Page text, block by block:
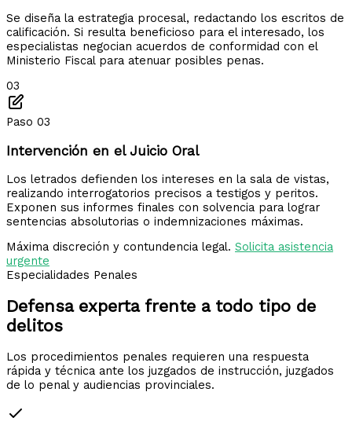
Se diseña la estrategia procesal, redactando los escritos de
calificación. Si resulta beneficioso para el interesado, los
especialistas negocian acuerdos de conformidad con el
Ministerio Fiscal para atenuar posibles penas.
03
Paso 03
Intervención en el Juicio Oral
Los letrados defienden los intereses en la sala de vistas,
realizando interrogatorios precisos a testigos y peritos.
Exponen sus informes finales con solvencia para lograr
sentencias absolutorias o indemnizaciones máximas.
Máxima discreción y contundencia legal. Solicita asistencia
urgente
Especialidades Penales
Defensa experta frente a todo tipo de
delitos
Los procedimientos penales requieren una respuesta
rápida y técnica ante los juzgados de instrucción, juzgados
de lo penal y audiencias provinciales.